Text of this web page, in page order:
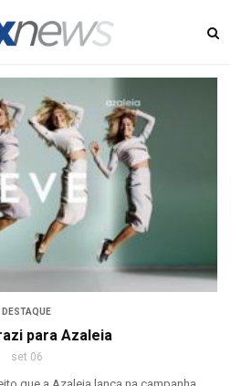
DESTAQUE
para Azaleia
set 06